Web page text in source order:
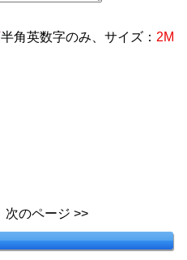
半角英数字のみ、サイズ： 2M
次のページ >>